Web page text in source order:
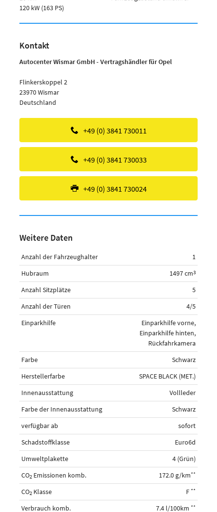
120 kW (163 PS)
Kontakt
Autocenter Wismar GmbH - Vertragshändler für Opel
Flinkerskoppel 2
23970 Wismar
Deutschland
+49 (0) 3841 730011
+49 (0) 3841 730033
+49 (0) 3841 730024
Weitere Daten
Anzahl der Fahrzeughalter
1
Hubraum
1497 cm3
Anzahl Sitzplätze
5
Anzahl der Türen
4/5
Einparkhilfe
Einparkhilfe vorne,
Einparkhilfe hinten,
Rückfahrkamera
Farbe
Schwarz
Herstellerfarbe
SPACE BLACK (MET.)
Innenausstattung
Vollleder
Farbe der Innenausstattung
Schwarz
verfügbar ab
sofort
Schadstoffklasse
Euro6d
Umweltplakette
4 (Grün)
CO2Emissionen komb. 172.0 g/km**
CO2Klasse F **
Verbrauch komb. 7.4 l/100km **